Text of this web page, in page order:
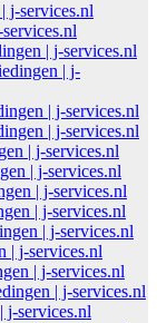
j-services.nl
| j-services.nl
| j-
| j-services.nl
| j-services.nl
| j-services.nl
| j-services.nl
| j-services.nl
| j-services.nl
| j-services.nl
| j-services.nl
| j-services.nl
| j-services.nl
j-services.nl